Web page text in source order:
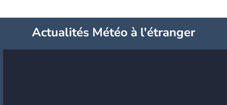
Actualités Météo à l'étranger